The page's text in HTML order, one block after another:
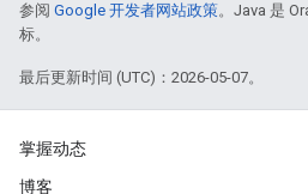
参阅 Google 开发者网站政策。Java 是
标。
最后更新时间 (UTC)：2026-05-07。
掌握动态
博客